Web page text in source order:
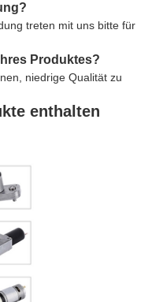
treten mit uns bitte für
Produktes?
niedrige Qualität zu
enthalten